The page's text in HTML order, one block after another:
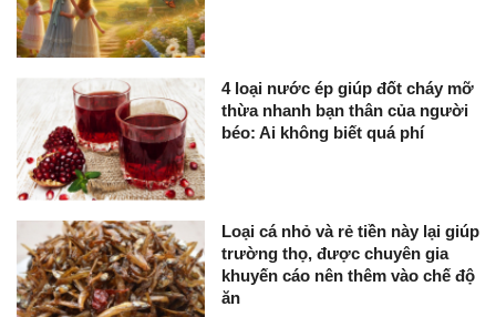
4 loại nước ép giúp đốt cháy mỡ
thừa nhanh bạn thân của người
béo: Ai không biết quá phí
Loại cá nhỏ và rẻ tiền này lại giúp
trường thọ, được chuyên gia
khuyến cáo nên thêm vào chế độ
ăn